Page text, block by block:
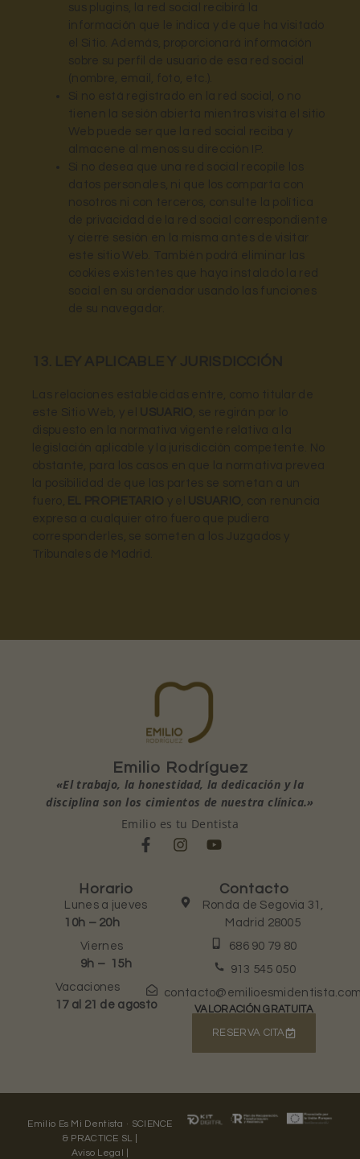
sus plugins, la red social recibirá la
información que le indica y de que ha visitado
el Sitio. Además, proporcionará información
sobre su perfil de usuario de esa red social
(nombre, email, foto, etc.).
Si no está registrado en la red social, o no
tienen la sesión abierta mientras visita el sitio
Web puede ser que la red social reciba y
almacene al menos su dirección IP.
Si no desea que una red social recopile los
datos personales, ni que los comparta con
nosotros ni con terceros, consulte la política
de privacidad de la red social correspondiente
y cierre sesión en la misma antes de visitar
este sitio Web. También podrá eliminar las
cookies existentes que haya instalado la red
social en su ordenador usando las funciones
de su navegador.
13. LEY APLICABLE Y JURISDICCIÓN
Las relaciones establecidas entre, como titular de
este Sitio Web, y el USUARIO, se regirán por lo
dispuesto en la normativa vigente relativa a la
legislación aplicable y la jurisdicción competente. No
obstante, para los casos en que la normativa prevea
la posibilidad de que las partes se sometan a un
fuero, EL PROPIETARIO y el USUARIO, con renuncia
expresa a cualquier otro fuero que pudiera
corresponderles, se someten a los Juzgados y
Tribunales de Madrid.
Emilio Rodríguez
«El trabajo, la honestidad, la dedicación y la
disciplina son los cimientos de nuestra clínica.»
Emilio es tu Dentista
Horario
Lunes a jueves
10h – 20h
Viernes
9h – 15h
Vacaciones
17 al 21 de agosto
Contacto
Ronda de Segovia 31,
Madrid 28005
686 90 79 80
913 545 050
VALORACIÓN GRATUITA
RESERVA CITA
Emilio Es Mi Dentista · SCIENCE
& PRACTICE SL |
Aviso Legal |